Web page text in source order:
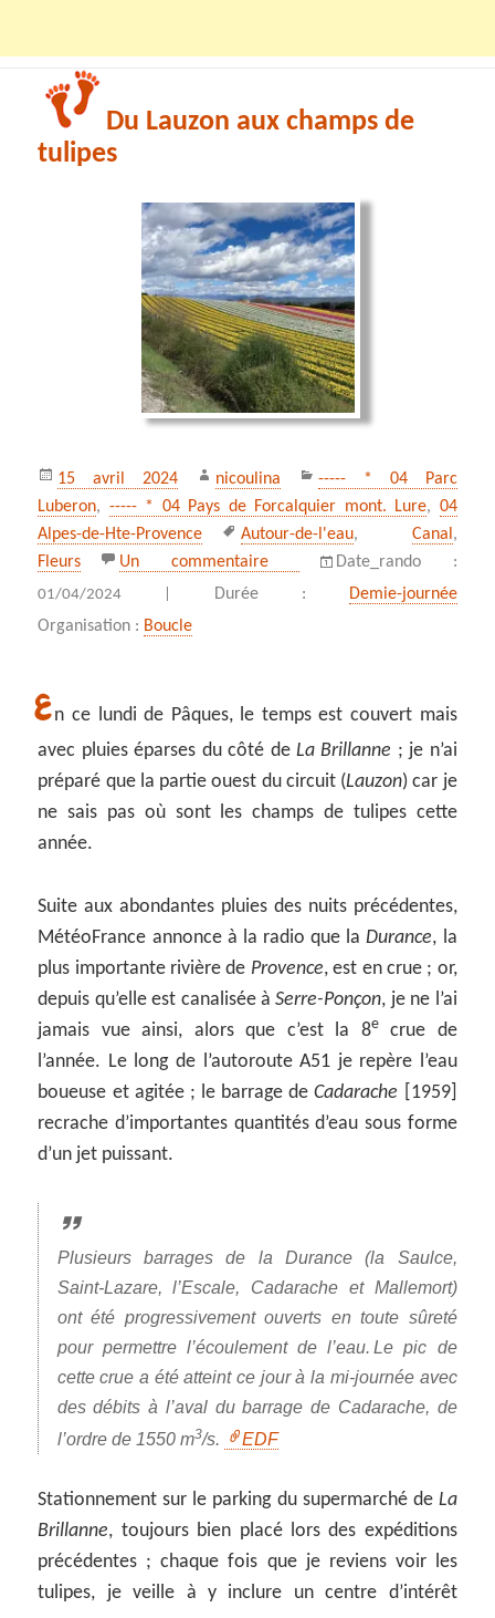
Du Lauzon aux champs de
tulipes
Publié
le
15 avril 2024 Auteur
nicoulina Catégories
----- * 04 Parc
Luberon, ----- * 04 Pays de Forcalquier mont. Lure, 04
Alpes-de-Hte-Provence
Mots-
clés
Autour-de-l'eau, Canal ,
Fleurs
Un commentaire sur Du Lauzon aux
Date_rando :
01/04/2024 | Durée :
Demie-journée
Organisation : Boucle
En ce lundi de Pâques, le temps est couvert mais
avec pluies éparses du côté de La Brillanne ; je n’ai
préparé que la partie ouest du circuit (Lauzon) car je
ne sais pas où sont les champs de tulipes cette
année.
Suite aux abondantes pluies des nuits précédentes,
MétéoFrance annonce à la radio que laDurance, la
plus importante rivière de Provence, est en crue ; or,
depuis qu’elle est canalisée àSerre-Ponçon, je ne l’ai
jamais vue ainsi, alors que c’est la 8ecrue de
l’année. Le long de l’autoroute A51 je repère l’eau
boueuse et agitée ; le barrage deCadarache [1959]
recrache d’importantes quantités d’eau sous forme
d’un jet puissant.
Plusieurs barrages de la Durance (la Saulce,
Saint-Lazare, l’Escale, Cadarache et Mallemort)
ont été progressivement ouverts en toute sûreté
pour permettre l’écoulement de l’eau. Le pic de
cette crue a été atteint ce jour à la mi-journée avec
des débits à l’aval du barrage de Cadarache, de
l’ordre de 1550 m3/s. EDF
Stationnement sur le parking du supermarché de La
Brillanne, toujours bien placé lors des expéditions
précédentes ; chaque fois que je reviens voir les
tulipes, je veille à y inclure un centre d’intérêt